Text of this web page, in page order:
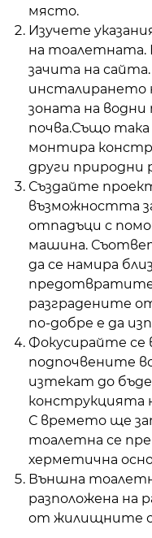
място.
Изучете
на тоалетната.
зачита на
инсталирането
зоната на водни
почва.Също така
монтира
други природни
Създайте
възможността
отпадъци с
машина.
да се намира
предотвратите
разградените
по-добре е да
Фокусирайте се
подпочвените
изтекат до
конструкцията
С времето ще
тоалетна се
херметична
Външна
разположена на
от жилищните